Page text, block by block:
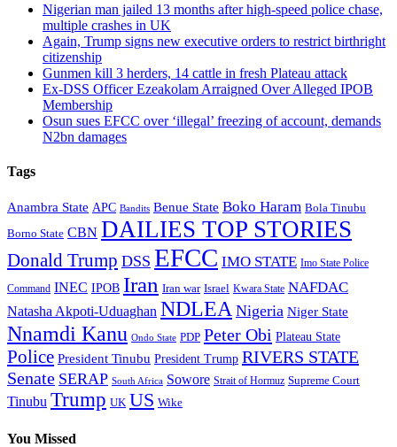
Nigerian man jailed 13 months after high-speed police chase,
multiple crashes in UK
Again, Trump signs new executive orders to restrict birthright
citizenship
Gunmen kill 3 herders, 14 cattle in fresh Plateau attack
Ex-DSS Officer Ezeakolam Arraigned Over Alleged IPOB
Membership
Osun sues EFCC over ‘illegal’ freezing of account, demands
N2bn damages
Tags
Anambra State APC Bandits Benue State Boko Haram Bola Tinubu
Borno State CBN DAILIES TOP STORIES
Donald Trump DSS EFCC IMO STATE Imo State Police
Command INEC IPOB Iran Iran war Israel Kwara State NAFDAC
Natasha Akpoti-Uduaghan NDLEA Nigeria Niger State
Nnamdi Kanu Ondo State PDP Peter Obi Plateau State
Police President Tinubu President Trump RIVERS STATE
Senate SERAP South Africa Sowore Strait of Hormuz Supreme Court
Tinubu Trump UK US Wike
You Missed